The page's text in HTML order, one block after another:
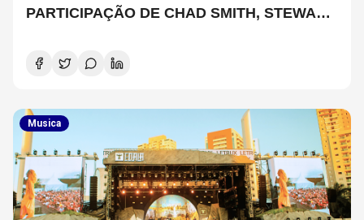
PARTICIPAÇÃO DE CHAD SMITH, STEWART
Musica